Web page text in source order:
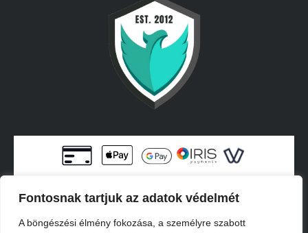
Fontosnak tartjuk az adatok védelmét
A böngészési élmény fokozása, a személyre szabott
INFORMÁCIÓK
IMPRESSZUM